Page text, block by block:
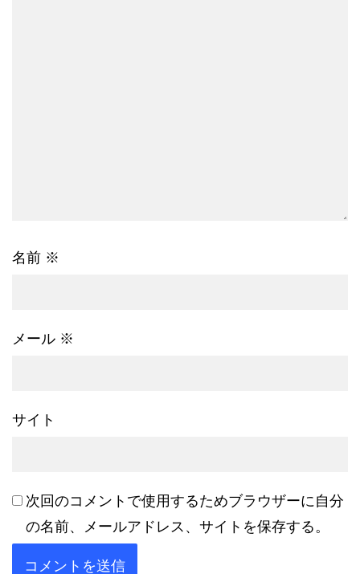
名前 ※
メール ※
サイト
次回のコメントで使用するためブラウザーに自分
の名前、メールアドレス、サイトを保存する。